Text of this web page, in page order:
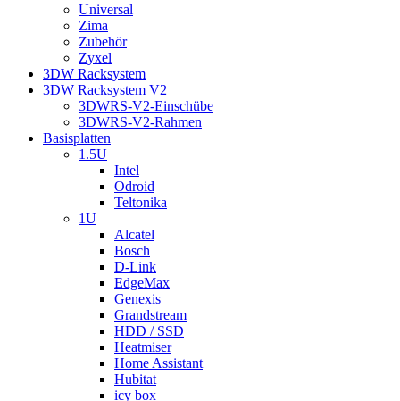
Universal
Zima
Zubehör
Zyxel
3DW Racksystem
3DW Racksystem V2
3DWRS-V2-Einschübe
3DWRS-V2-Rahmen
Basisplatten
1.5U
Intel
Odroid
Teltonika
1U
Alcatel
Bosch
D-Link
EdgeMax
Genexis
Grandstream
HDD / SSD
Heatmiser
Home Assistant
Hubitat
icy box